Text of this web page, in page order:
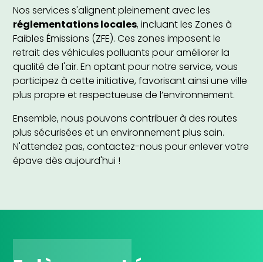
Nos services s'alignent pleinement avec les
réglementations locales, incluant les Zones à
Faibles Émissions (ZFE). Ces zones imposent le
retrait des véhicules polluants pour améliorer la
qualité de l'air. En optant pour notre service, vous
participez à cette initiative, favorisant ainsi une ville
plus propre et respectueuse de l’environnement.
Ensemble, nous pouvons contribuer à des routes
plus sécurisées et un environnement plus sain.
N'attendez pas, contactez-nous pour enlever votre
épave dès aujourd'hui !